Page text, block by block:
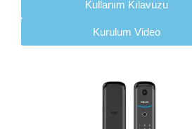
Kullanım Kılavuzu
Kurulum Video